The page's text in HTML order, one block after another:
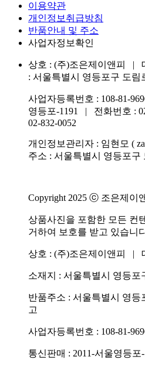
이용약관
개인정보취급방침
반품안내 및 주소
사업자정보확인
상호 : (주)조은제이앤피 |
: 서울특별시 영등포구 도림
사업자등록번호 : 108-81-
영등포-1191 | 전화번호 :
02-832-0052
개인정보관리자 : 임현모 (
주소 : 서울특별시 영등포구
Copyright 2025 ⓒ 조은제이
상품사진을 포함한 모든 컨
거하여 보호를 받고 있습니
상호 : (주)조은제이앤피 |
소재지 : 서울특별시 영등포
반품주소 : 서울특별시 영등
고
사업자등록번호 : 108-81-
통신판매 : 2011-서울영등포-